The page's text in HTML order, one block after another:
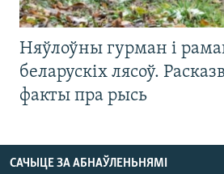
Няўлоўны гурман і
беларускіх лясоў.
факты пра рысь
САЧЫЦЕ ЗА АБНАЎЛЕНЬНЯМІ